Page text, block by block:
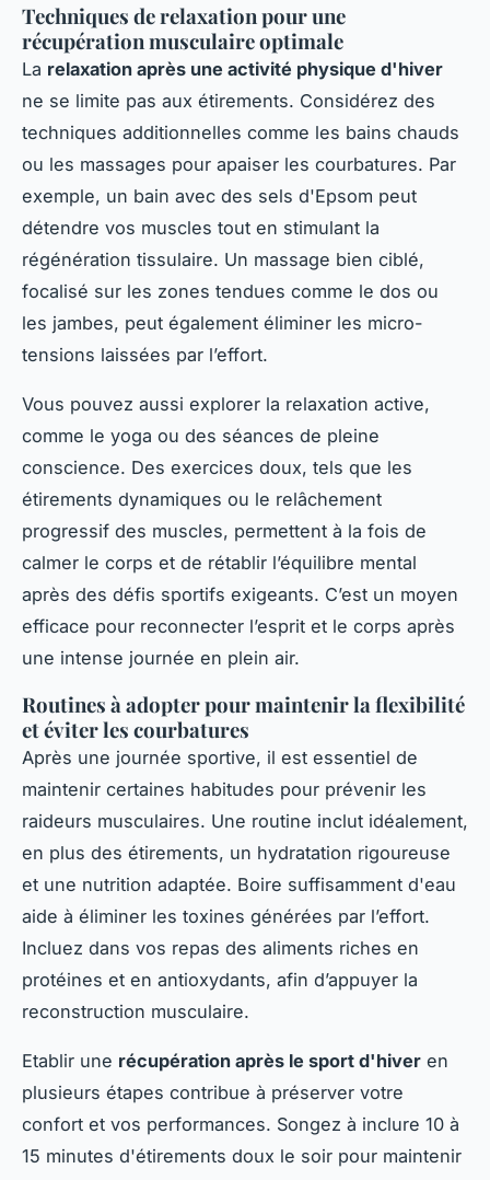
Techniques de relaxation pour une
récupération musculaire optimale
La relaxation après une activité physique d'hiver
ne se limite pas aux étirements. Considérez des
techniques additionnelles comme les bains chauds
ou les massages pour apaiser les courbatures. Par
exemple, un bain avec des sels d'Epsom peut
détendre vos muscles tout en stimulant la
régénération tissulaire. Un massage bien ciblé,
focalisé sur les zones tendues comme le dos ou
les jambes, peut également éliminer les micro-
tensions laissées par l’effort.
Vous pouvez aussi explorer la relaxation active,
comme le yoga ou des séances de pleine
conscience. Des exercices doux, tels que les
étirements dynamiques ou le relâchement
progressif des muscles, permettent à la fois de
calmer le corps et de rétablir l’équilibre mental
après des défis sportifs exigeants. C’est un moyen
efficace pour reconnecter l’esprit et le corps après
une intense journée en plein air.
Routines à adopter pour maintenir la flexibilité
et éviter les courbatures
Après une journée sportive, il est essentiel de
maintenir certaines habitudes pour prévenir les
raideurs musculaires. Une routine inclut idéalement,
en plus des étirements, un hydratation rigoureuse
et une nutrition adaptée. Boire suffisamment d'eau
aide à éliminer les toxines générées par l’effort.
Incluez dans vos repas des aliments riches en
protéines et en antioxydants, afin d’appuyer la
reconstruction musculaire.
Etablir une récupération après le sport d'hiver en
plusieurs étapes contribue à préserver votre
confort et vos performances. Songez à inclure 10 à
15 minutes d'étirements doux le soir pour maintenir